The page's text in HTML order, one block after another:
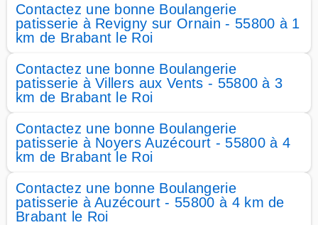
Contactez une bonne Boulangerie
patisserie à Revigny sur Ornain - 55800 à 1
km de Brabant le Roi
Contactez une bonne Boulangerie
patisserie à Villers aux Vents - 55800 à 3
km de Brabant le Roi
Contactez une bonne Boulangerie
patisserie à Noyers Auzécourt - 55800 à 4
km de Brabant le Roi
Contactez une bonne Boulangerie
patisserie à Auzécourt - 55800 à 4 km de
Brabant le Roi